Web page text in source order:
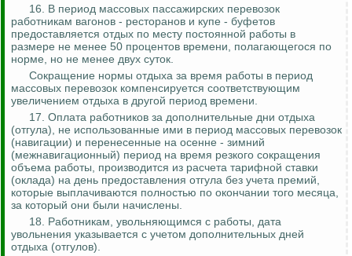
16. В период массовых пассажирских перевозок
работникам вагонов - ресторанов и купе - буфетов
предоставляется отдых по месту постоянной работы в
размере не менее 50 процентов времени, полагающегося по
норме, но не менее двух суток.
Сокращение нормы отдыха за время работы в период
массовых перевозок компенсируется соответствующим
увеличением отдыха в другой период времени.
17. Оплата работников за дополнительные дни отдыха
(отгула), не использованные ими в период массовых перевозок
(навигации) и перенесенные на осенне - зимний
(межнавигационный) период на время резкого сокращения
объема работы, производится из расчета тарифной ставки
(оклада) на день предоставления отгула без учета премий,
которые выплачиваются полностью по окончании того месяца,
за который они были начислены.
18. Работникам, увольняющимся с работы, дата
увольнения указывается с учетом дополнительных дней
отдыха (отгулов).